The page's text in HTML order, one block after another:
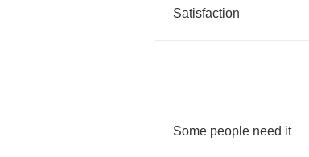
Satisfaction
Some people need it